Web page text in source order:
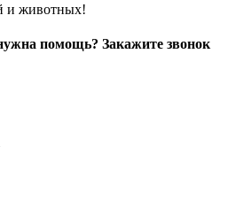
и животных!
помощь? Закажите звонок